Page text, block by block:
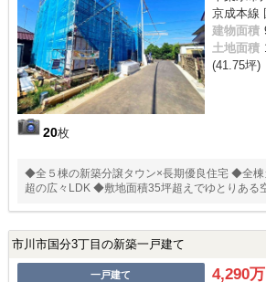
20枚
京成本線
建物面積
土地面積
(41.75坪)
◆全５棟の新築分譲タウン×長期優良住宅 ◆全
超の広々LDK ◆敷地面積35坪超えでゆとりある
市川市国分3丁目の新築一戸建て
一戸建て 4,290